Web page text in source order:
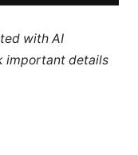
with AI
important details